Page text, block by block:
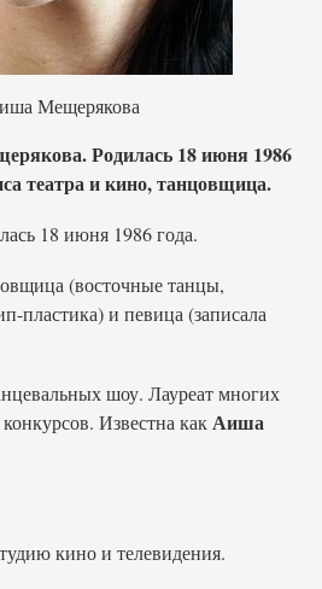
Родилась 18 июня 1986
театра и кино, танцовщица.
18 июня 1986 года.
(восточные танцы,
пластика) и певица (записала
шоу. Лауреат многих
Известна какАиша
кино и телевидения.